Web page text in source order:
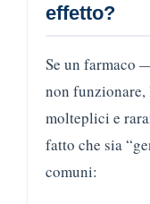
effetto?
Se un farmaco
non funzionare,
molteplici e
fatto che sia
comuni: